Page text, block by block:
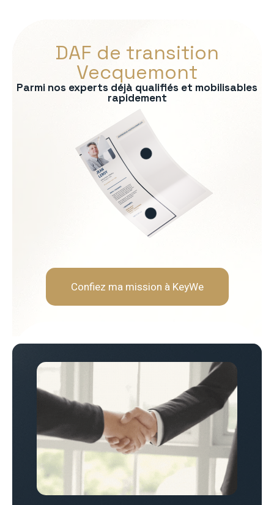
DAF de transition
Vecquemont
Parmi nos experts déjà qualifiés et mobilisables
rapidement
Soft Skills recherchées :
Rigueur et fiabilité
Neutralité et indépendance
Capacité d'analyse et de
Confiez ma mission à KeyWe